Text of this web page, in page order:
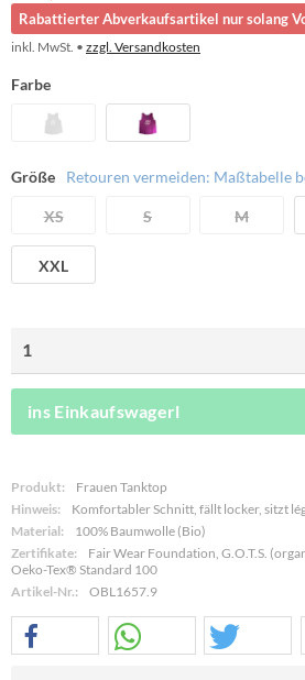
Rabattierter Abverkaufsartikel nur solang
inkl. MwSt. • zzgl. Versandkosten
Farbe
Größe Retouren vermeiden: Maßtabelle
XS S M
XXL
ins Einkaufswagerl
Produkt:
Frauen Tanktop
Hinweis:
Komfortabler Schnitt, fällt locker, sitzt
Material:
100% Baumwolle (Bio)
Zertifikate:
Fair Wear Foundation, G.O.T.S.
Oeko-Tex® Standard 100
Artikel-Nr.:
OBL1657.9